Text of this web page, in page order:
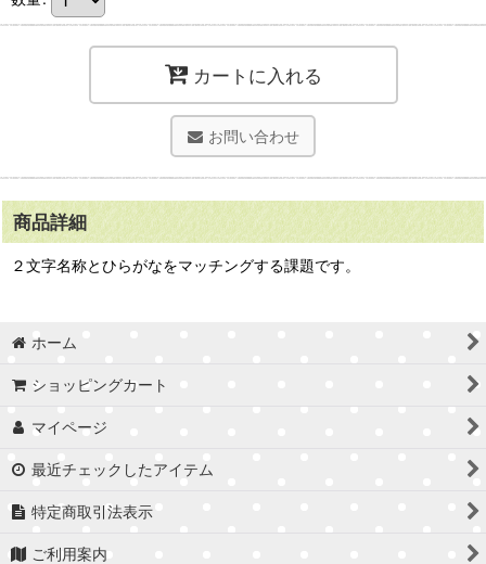
カートに入れる
お問い合わせ
商品詳細
２文字名称とひらがなをマッチングする課題です。
ホーム
ショッピングカート
マイページ
最近チェックしたアイテム
特定商取引法表示
ご利用案内